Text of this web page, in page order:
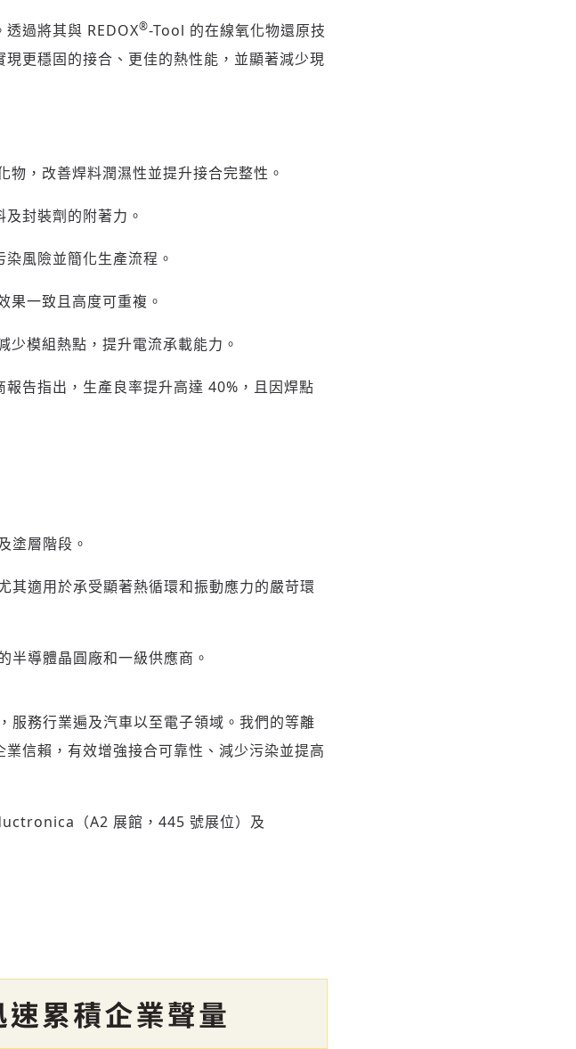
驗證碼
)
過將其與 REDOX®-Tool 的在線氧化物還原技
更穩固的接合、更佳的熱性能，並顯著減少現
物，改善焊料潤濕性並提升接合完整性。
封裝劑的附著力。
風險並簡化生產流程。
果一致且高度可重複。
少模組熱點，提升電流承載能力。
告指出，生產良率提升高達 40%，且因焊點
塗層階段。
其適用於承受顯著熱循環和振動應力的嚴苛環
半導體晶圓廠和一級供應商。
務行業遍及汽車以至電子領域。我們的等離
信賴，有效增強接合可靠性、減少污染並提高
（A2 展館，445 號展位）及